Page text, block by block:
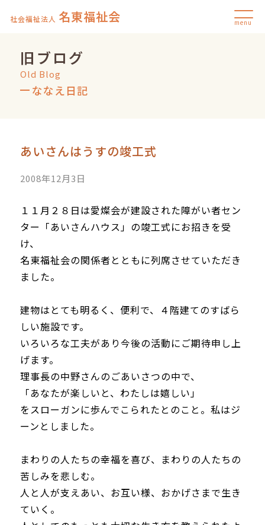
社会福祉法人 名東福祉会 menu
旧ブログ
Old Blog
ななえ日記
あいさんはうすの竣工式
2008年12月3日
１１月２８日は愛燦会が建設された障がい者セン
ター「あいさんハウス」の竣工式にお招きを受
け、
名東福祉会の関係者とともに列席させていただき
ました。
建物はとても明るく、便利で、４階建てのすばら
しい施設です。
いろいろな工夫があり今後の活動にご期待申し上
げます。
理事長の中野さんのごあいさつの中で、
「あなたが楽しいと、わたしは嬉しい」
をスローガンに歩んでこられたとのこと。私はジ
ーンとしました。
まわりの人たちの幸福を喜び、まわりの人たちの
苦しみを悲しむ。
人と人が支えあい、お互い様、おかげさまで生き
ていく。